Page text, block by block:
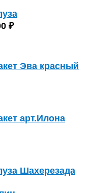
₽
Эва красный
арт.Илона
Шахерезада